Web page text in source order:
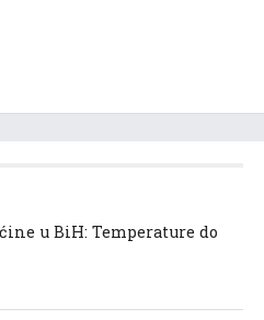
u BiH: Temperature do